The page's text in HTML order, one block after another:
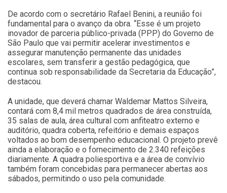
De acordo com o secretário Rafael Benini, a reunião foi
fundamental para o avanço da obra. “Esse é um projeto
inovador de parceria público-privada (PPP) do Governo de
São Paulo que vai permitir acelerar investimentos e
assegurar manutenção permanente das unidades
escolares, sem transferir a gestão pedagógica, que
continua sob responsabilidade da Secretaria da Educação”,
destacou.
A unidade, que deverá chamar Waldemar Mattos Silveira,
contará com 8,4 mil metros quadrados de área construída,
35 salas de aula, área cultural com anfiteatro externo e
auditório, quadra coberta, refeitório e demais espaços
voltados ao bom desempenho educacional. O projeto prevê
ainda a elaboração e o fornecimento de 2.340 refeições
diariamente. A quadra poliesportiva e a área de convívio
também foram concebidas para permanecer abertas aos
sábados, permitindo o uso pela comunidade.